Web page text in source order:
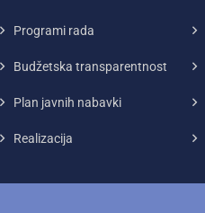
Programi rada
Budžetska transparentnost
Plan javnih nabavki
Realizacija